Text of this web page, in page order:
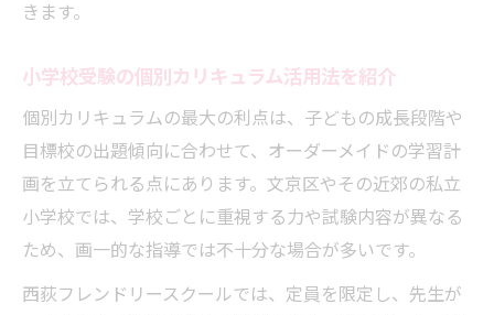
きます。
小学校受験の個別カリキュラム活用法を紹介
個別カリキュラムの最大の利点は、子どもの成長段階や
目標校の出題傾向に合わせて、オーダーメイドの学習計
画を立てられる点にあります。文京区やその近郊の私立
小学校では、学校ごとに重視する力や試験内容が異なる
ため、画一的な指導では不十分な場合が多いです。
西荻フレンドリースクールでは、定員を限定し、先生が